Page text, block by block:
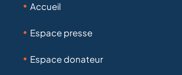
Accueil
Espace presse
Espace donateur